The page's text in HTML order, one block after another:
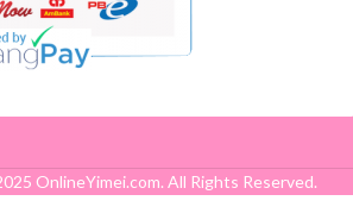
OnlineYimei.com. All Rights Reserved.